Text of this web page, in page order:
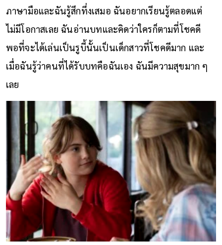
ภาษามือและฉันรู้สึกทึ่งเสมอ ฉันอยากเรียนรู้ตลอดแต่
ไม่มีโอกาสเลย ฉันอ่านบทและคิดว่าใครก็ตามที่โชคดี
พอที่จะได้เล่นเป็นรูบี้นั้นเป็นเด็กสาวที่โชคดีมาก และ
เมื่อฉันรู้ว่าคนที่ได้รับบทคือฉันเอง ฉันมีความสุขมาก ๆ
เลย